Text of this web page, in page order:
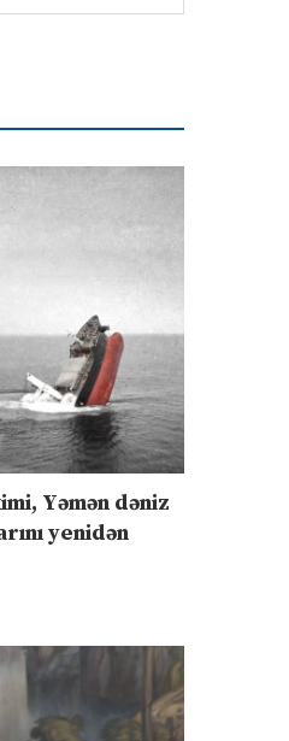
Yəmən dəniz
yenidən